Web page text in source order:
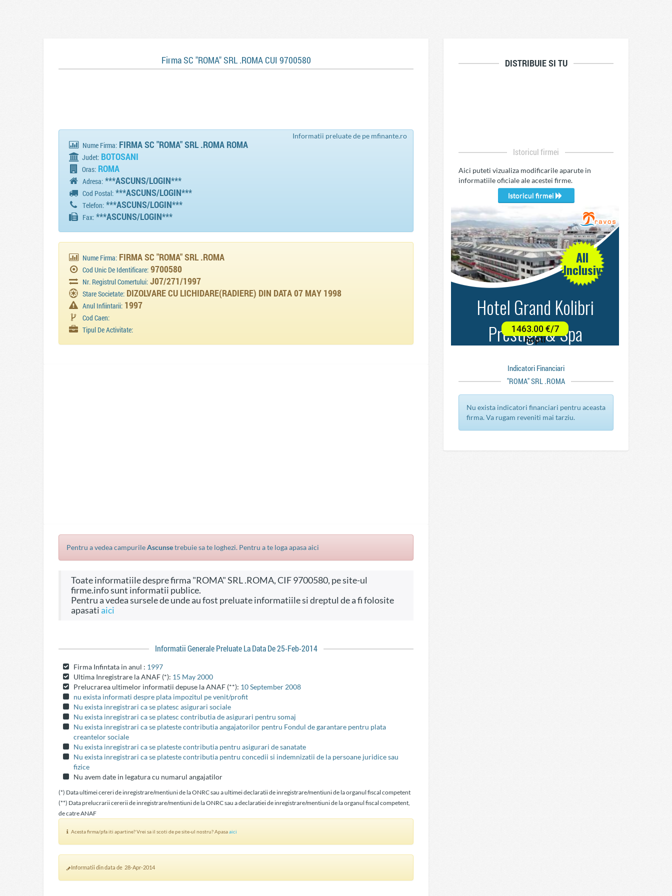
Firma SC "ROMA" SRL .ROMA CUI 9700580
Informatii preluate de pe mfinante.ro
Nume Firma: FIRMA SC "ROMA" SRL .ROMA ROMA
Judet: BOTOSANI
Oras: ROMA
Adresa: ***ASCUNS/LOGIN***
Cod Postal: ***ASCUNS/LOGIN***
Telefon: ***ASCUNS/LOGIN***
Fax: ***ASCUNS/LOGIN***
Nume Firma: FIRMA SC "ROMA" SRL .ROMA
Cod Unic De Identificare: 9700580
Nr. Registrul Comertului: J07/271/1997
Stare Societate: DIZOLVARE CU LICHIDARE(RADIERE) DIN DATA 07 MAY 1998
Anul Infiintarii: 1997
Cod Caen:
Tipul De Activitate:
Pentru a vedea campurileAscunsetrebuie sa te loghezi. Pentru a te loga apasa aici
Toate informatiile despre firma "ROMA" SRL .ROMA, CIF 9700580, pe site-ul
firme.info sunt informatii publice.
Pentru a vedea sursele de unde au fost preluate informatiile si dreptul de a fi folosite
apasatiaici
Informatii Generale Preluate La Data De 25-Feb-2014
Firma Infintata in anul : 1997
Ultima Inregistrare la ANAF (*): 15 May 2000
Prelucrarea ultimelor informatii depuse la ANAF (**): 10 September 2008
nu exista informati despre plata impozitul pe venit/profit
Nu exista inregistrari ca se platesc asigurari sociale
Nu exista inregistrari ca se platesc contributia de asigurari pentru somaj
Nu exista inregistrari ca se plateste contributia angajatorilor pentru Fondul de garantare pentru plata
creantelor sociale
Nu exista inregistrari ca se plateste contributia pentru asigurari de sanatate
Nu exista inregistrari ca se plateste contributia pentru concedii si indemnizatii de la persoane juridice sau
fizice
Nu avem date in legatura cu numarul angajatilor
(*) Data ultimei cereri de inregistrare/mentiuni de la ONRC sau a ultimei declaratii de inregistrare/mentiuni de la organul fiscal competent
(**) Data prelucrarii cererii de inregistrare/mentiuni de la ONRC sau a declaratiei de inregistrare/mentiuni de la organul fiscal competent,
de catre ANAF
Acesta firma/pfa iti apartine? Vrei sa il scoti de pe site-ul nostru? Apasaaici
Informatii din data de 28-Apr-2014
DISTRIBUIE SI TU
Istoricul firmei
Aici puteti vizualiza modificarile aparute in
informatiile oficiale ale acestei firme.
Istoricul firmei
Indicatori Financiari
"ROMA" SRL .ROMA
Nu exista indicatori financiari pentru aceasta
firma. Va rugam reveniti mai tarziu.